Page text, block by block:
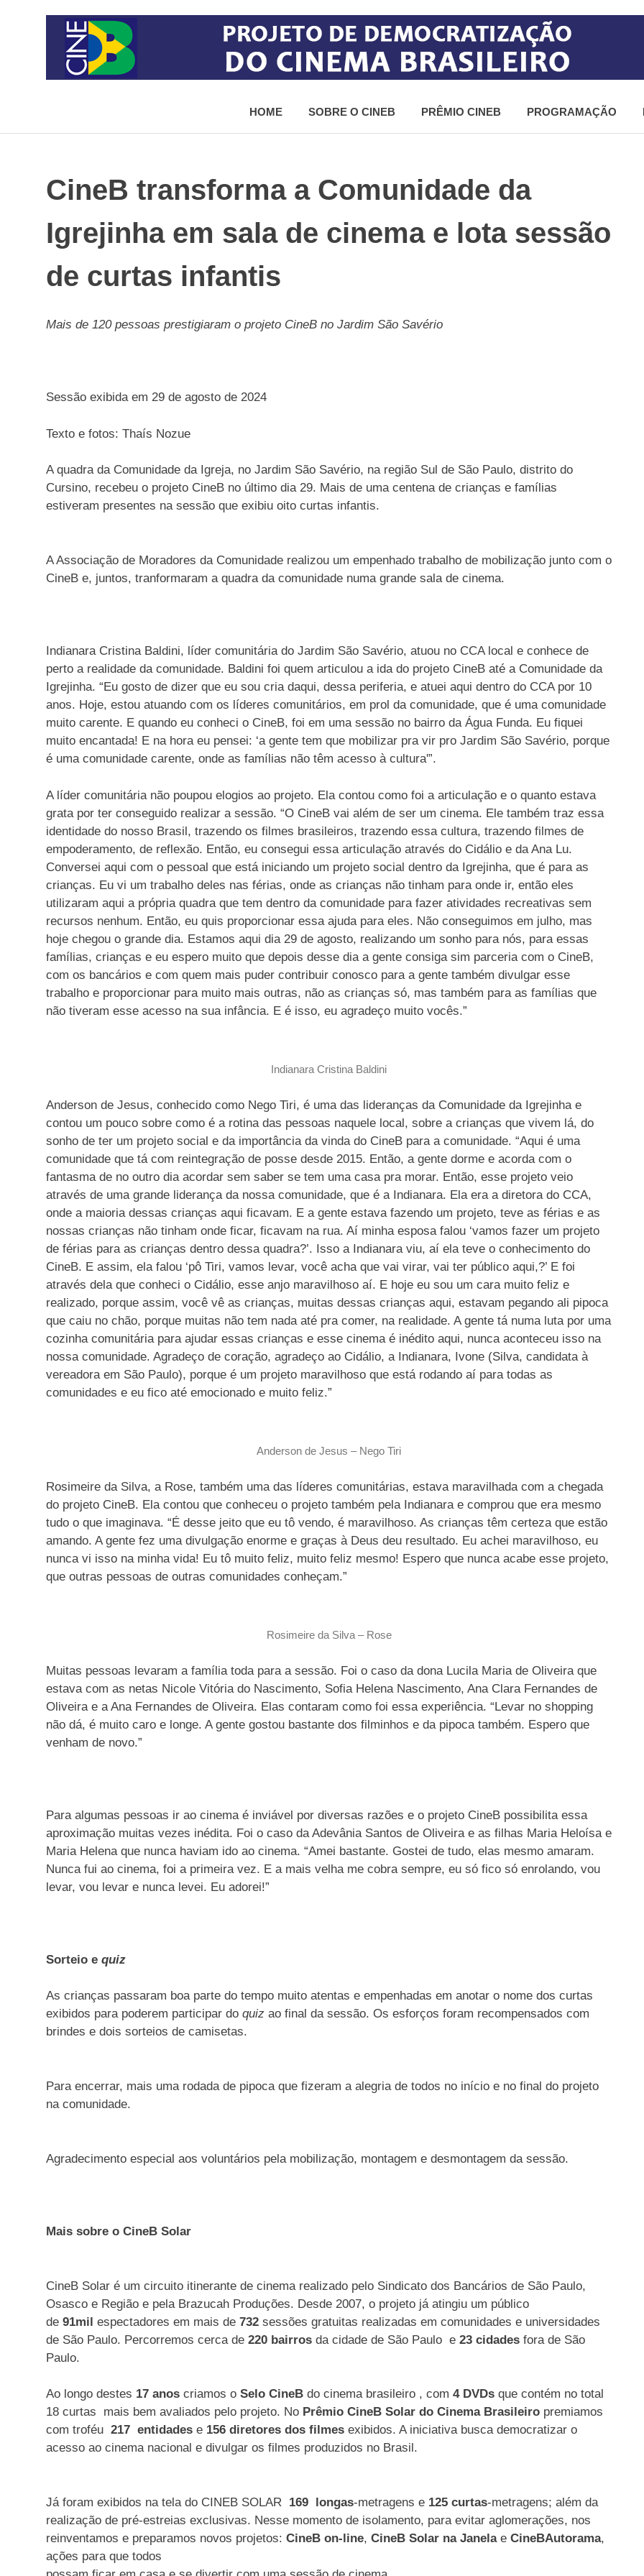
brasileiro
HOME SOBRE O CINEB PRÊMIO CINEB PROGRAMAÇÃO
CineB transforma a Comunidade da
Igrejinha em sala de cinema e lota sessão
de curtas infantis
Mais de 120 pessoas prestigiaram o projeto CineB no Jardim São Savério
Sessão exibida em 29 de agosto de 2024
Texto e fotos: Thaís Nozue
A quadra da Comunidade da Igreja, no Jardim São Savério, na região Sul de São Paulo, distrito do
Cursino, recebeu o projeto CineB no último dia 29. Mais de uma centena de crianças e famílias
estiveram presentes na sessão que exibiu oito curtas infantis.
A Associação de Moradores da Comunidade realizou um empenhado trabalho de mobilização junto com o
CineB e, juntos, tranformaram a quadra da comunidade numa grande sala de cinema.
Indianara Cristina Baldini, líder comunitária do Jardim São Savério, atuou no CCA local e conhece de
perto a realidade da comunidade. Baldini foi quem articulou a ida do projeto CineB até a Comunidade da
Igrejinha. “Eu gosto de dizer que eu sou cria daqui, dessa periferia, e atuei aqui dentro do CCA por 10
anos. Hoje, estou atuando com os líderes comunitários, em prol da comunidade, que é uma comunidade
muito carente. E quando eu conheci o CineB, foi em uma sessão no bairro da Água Funda. Eu fiquei
muito encantada! E na hora eu pensei: ‘a gente tem que mobilizar pra vir pro Jardim São Savério, porque
é uma comunidade carente, onde as famílias não têm acesso à cultura'”.
A líder comunitária não poupou elogios ao projeto. Ela contou como foi a articulação e o quanto estava
grata por ter conseguido realizar a sessão. “O CineB vai além de ser um cinema. Ele também traz essa
identidade do nosso Brasil, trazendo os filmes brasileiros, trazendo essa cultura, trazendo filmes de
empoderamento, de reflexão. Então, eu consegui essa articulação através do Cidálio e da Ana Lu.
Conversei aqui com o pessoal que está iniciando um projeto social dentro da Igrejinha, que é para as
crianças. Eu vi um trabalho deles nas férias, onde as crianças não tinham para onde ir, então eles
utilizaram aqui a própria quadra que tem dentro da comunidade para fazer atividades recreativas sem
recursos nenhum. Então, eu quis proporcionar essa ajuda para eles. Não conseguimos em julho, mas
hoje chegou o grande dia. Estamos aqui dia 29 de agosto, realizando um sonho para nós, para essas
famílias, crianças e eu espero muito que depois desse dia a gente consiga sim parceria com o CineB,
com os bancários e com quem mais puder contribuir conosco para a gente também divulgar esse
trabalho e proporcionar para muito mais outras, não as crianças só, mas também para as famílias que
não tiveram esse acesso na sua infância. E é isso, eu agradeço muito vocês.”
Indianara Cristina Baldini
Anderson de Jesus, conhecido como Nego Tiri, é uma das lideranças da Comunidade da Igrejinha e
contou um pouco sobre como é a rotina das pessoas naquele local, sobre a crianças que vivem lá, do
sonho de ter um projeto social e da importância da vinda do CineB para a comunidade. “Aqui é uma
comunidade que tá com reintegração de posse desde 2015. Então, a gente dorme e acorda com o
fantasma de no outro dia acordar sem saber se tem uma casa pra morar. Então, esse projeto veio
através de uma grande liderança da nossa comunidade, que é a Indianara. Ela era a diretora do CCA,
onde a maioria dessas crianças aqui ficavam. E a gente estava fazendo um projeto, teve as férias e as
nossas crianças não tinham onde ficar, ficavam na rua. Aí minha esposa falou ‘vamos fazer um projeto
de férias para as crianças dentro dessa quadra?’. Isso a Indianara viu, aí ela teve o conhecimento do
CineB. E assim, ela falou ‘pô Tiri, vamos levar, você acha que vai virar, vai ter público aqui,?’ E foi
através dela que conheci o Cidálio, esse anjo maravilhoso aí. E hoje eu sou um cara muito feliz e
realizado, porque assim, você vê as crianças, muitas dessas crianças aqui, estavam pegando ali pipoca
que caiu no chão, porque muitas não tem nada até pra comer, na realidade. A gente tá numa luta por uma
cozinha comunitária para ajudar essas crianças e esse cinema é inédito aqui, nunca aconteceu isso na
nossa comunidade. Agradeço de coração, agradeço ao Cidálio, a Indianara, Ivone (Silva, candidata à
vereadora em São Paulo), porque é um projeto maravilhoso que está rodando aí para todas as
comunidades e eu fico até emocionado e muito feliz.”
Anderson de Jesus – Nego Tiri
Rosimeire da Silva, a Rose, também uma das líderes comunitárias, estava maravilhada com a chegada
do projeto CineB. Ela contou que conheceu o projeto também pela Indianara e comprou que era mesmo
tudo o que imaginava. “É desse jeito que eu tô vendo, é maravilhoso. As crianças têm certeza que estão
amando. A gente fez uma divulgação enorme e graças à Deus deu resultado. Eu achei maravilhoso, eu
nunca vi isso na minha vida! Eu tô muito feliz, muito feliz mesmo! Espero que nunca acabe esse projeto,
que outras pessoas de outras comunidades conheçam.”
Rosimeire da Silva – Rose
Muitas pessoas levaram a família toda para a sessão. Foi o caso da dona Lucila Maria de Oliveira que
estava com as netas Nicole Vitória do Nascimento, Sofia Helena Nascimento, Ana Clara Fernandes de
Oliveira e a Ana Fernandes de Oliveira. Elas contaram como foi essa experiência. “Levar no shopping
não dá, é muito caro e longe. A gente gostou bastante dos filminhos e da pipoca também. Espero que
venham de novo.”
Para algumas pessoas ir ao cinema é inviável por diversas razões e o projeto CineB possibilita essa
aproximação muitas vezes inédita. Foi o caso da Adevânia Santos de Oliveira e as filhas Maria Heloísa e
Maria Helena que nunca haviam ido ao cinema. “Amei bastante. Gostei de tudo, elas mesmo amaram.
Nunca fui ao cinema, foi a primeira vez. E a mais velha me cobra sempre, eu só fico só enrolando, vou
levar, vou levar e nunca levei. Eu adorei!”
Sorteio e quiz
As crianças passaram boa parte do tempo muito atentas e empenhadas em anotar o nome dos curtas
exibidos para poderem participar do quiz ao final da sessão. Os esforços foram recompensados com
brindes e dois sorteios de camisetas.
Para encerrar, mais uma rodada de pipoca que fizeram a alegria de todos no início e no final do projeto
na comunidade.
Agradecimento especial aos voluntários pela mobilização, montagem e desmontagem da sessão.
Mais sobre o CineB Solar
CineB Solar é um circuito itinerante de cinema realizado pelo Sindicato dos Bancários de São Paulo,
Osasco e Região e pela Brazucah Produções. Desde 2007, o projeto já atingiu um público
de 91mil espectadores em mais de 732 sessões gratuitas realizadas em comunidades e universidades
de São Paulo. Percorremos cerca de 220 bairros da cidade de São Paulo e 23 cidades fora de São
Paulo.
Ao longo destes 17 anos criamos o Selo CineB do cinema brasileiro , com 4 DVDs que contém no total
18 curtas mais bem avaliados pelo projeto. No Prêmio CineB Solar do Cinema Brasileiro premiamos
com troféu 217 entidades e 156 diretores dos filmes exibidos. A iniciativa busca democratizar o
acesso ao cinema nacional e divulgar os filmes produzidos no Brasil.
Já foram exibidos na tela do CINEB SOLAR 169 longas-metragens e 125 curtas-metragens; além da
realização de pré-estreias exclusivas. Nesse momento de isolamento, para evitar aglomerações, nos
reinventamos e preparamos novos projetos: CineB on-line, CineB Solar na Janelae CineBAutorama,
ações para que todos
cartaz23-7 (1)